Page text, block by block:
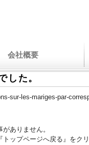
会社概要
した。
sur-les-mariges-par-
ありません。
ップページへ戻る』をクリ